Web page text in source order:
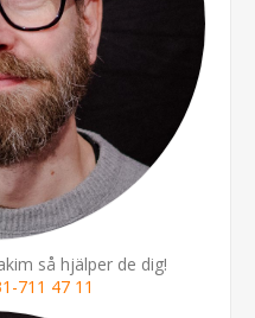
så hjälper de dig!
711 47 11